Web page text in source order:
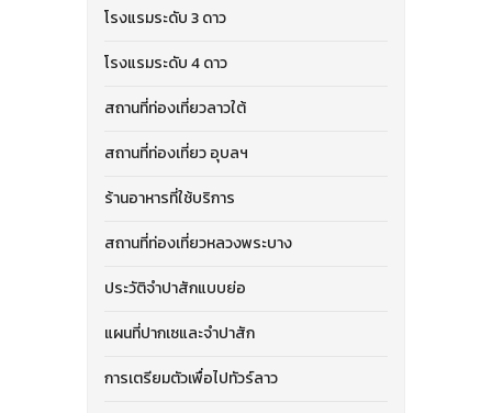
โรงแรมระดับ 3 ดาว
โรงแรมระดับ 4 ดาว
สถานที่ท่องเที่ยวลาวใต้
สถานที่ท่องเที่ยว อุบลฯ
ร้านอาหารที่ใช้บริการ
สถานที่ท่องเที่ยวหลวงพระบาง
ประวัติจำปาสักแบบย่อ
แผนที่ปากเซและจําปาสัก
การเตรียมตัวเพื่อไปทัวร์ลาว